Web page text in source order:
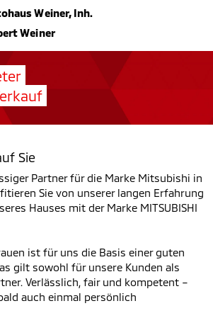
Weiner, Inh.
Weiner
Sie
Partner für die Marke Mitsubishi in
Sie von unserer langen Erfahrung
Hauses mit der Marke MITSUBISHI
ist für uns die Basis einer guten
gilt sowohl für unsere Kunden als
Verlässlich, fair und kompetent –
auch einmal persönlich